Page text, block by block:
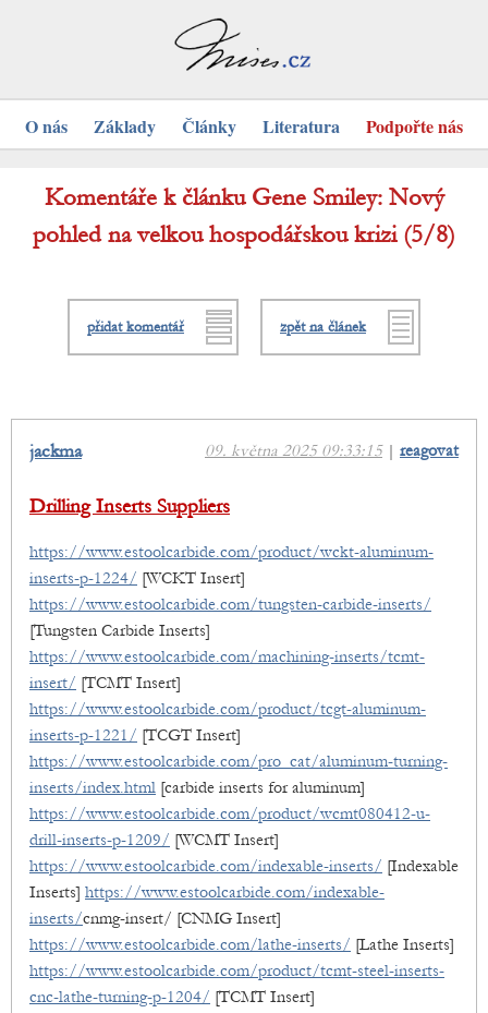
O nás Základy Články Literatura Podpořte nás
Komentáře k článku Gene Smiley: Nový
pohled na velkou hospodářskou krizi (5/8)
přidat komentář zpět na článek
09. května 2025 09:33:15| reagovat
jackma
Drilling Inserts Suppliers
https://www.estoolcarbide.com/product/wckt-aluminum-
inserts-p-1224/ [WCKT Insert]
https://www.estoolcarbide.com/tungsten-carbide-inserts/
[Tungsten Carbide Inserts]
https://www.estoolcarbide.com/machining-inserts/tcmt-
insert/ [TCMT Insert]
https://www.estoolcarbide.com/product/tcgt-aluminum-
inserts-p-1221/ [TCGT Insert]
https://www.estoolcarbide.com/pro_cat/aluminum-turning-
inserts/index.html [carbide inserts for aluminum]
https://www.estoolcarbide.com/product/wcmt080412-u-
drill-inserts-p-1209/ [WCMT Insert]
https://www.estoolcarbide.com/indexable-inserts/ [Indexable
Inserts] https://www.estoolcarbide.com/indexable-
inserts/cnmg-insert/ [CNMG Insert]
https://www.estoolcarbide.com/lathe-inserts/ [Lathe Inserts]
https://www.estoolcarbide.com/product/tcmt-steel-inserts-
cnc-lathe-turning-p-1204/ [TCMT Insert]